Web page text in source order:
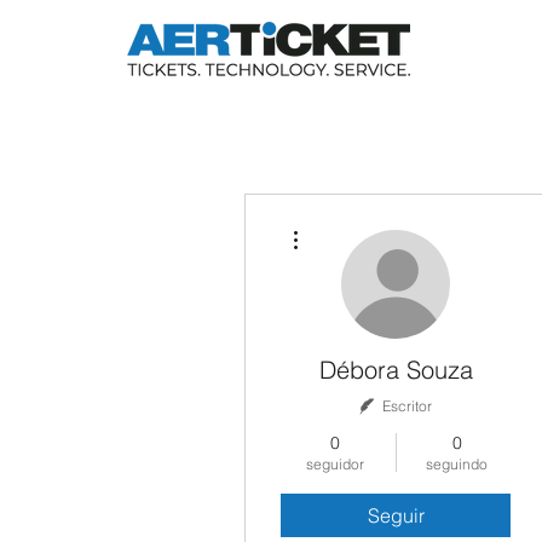
Débora Souza
Escritor
0
seguidor
0
seguindo
Seguir